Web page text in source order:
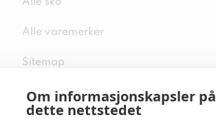
Om informasjonskapsler på
dette nettstedet
Alle sko
Alle varemerker
Sitemap